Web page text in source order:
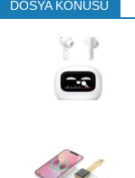
DOSYA KONUSU